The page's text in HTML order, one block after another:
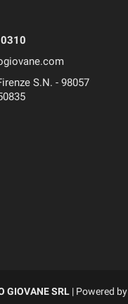
S.N. - 98057
GIOVANE SRL | Powered by